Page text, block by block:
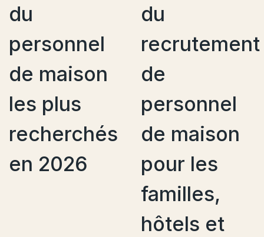
recrutement
de
personnel
de maison
pour les
familles,
hôtels et
est
dans
du
de